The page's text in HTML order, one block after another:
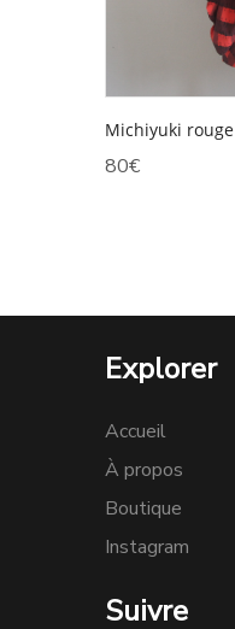
Michiyuki rouge
80€
Explorer
Accueil
À propos
Boutique
Instagram
Suivre